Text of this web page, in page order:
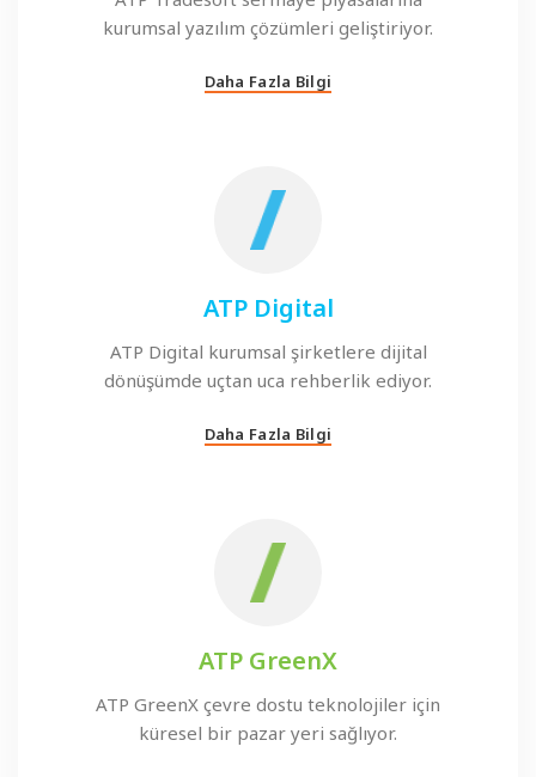
kurumsal yazılım çözümleri geliştiriyor.
Daha Fazla Bilgi
ATP Digital
ATP Digital kurumsal şirketlere dijital
dönüşümde uçtan uca rehberlik ediyor.
Daha Fazla Bilgi
ATP GreenX
ATP GreenX çevre dostu teknolojiler için
küresel bir pazar yeri sağlıyor.